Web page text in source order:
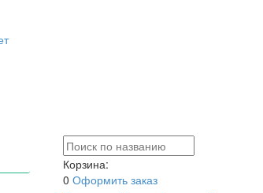
Корзина:
0 Оформить заказ